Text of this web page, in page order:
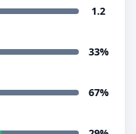
1.2
33%
67%